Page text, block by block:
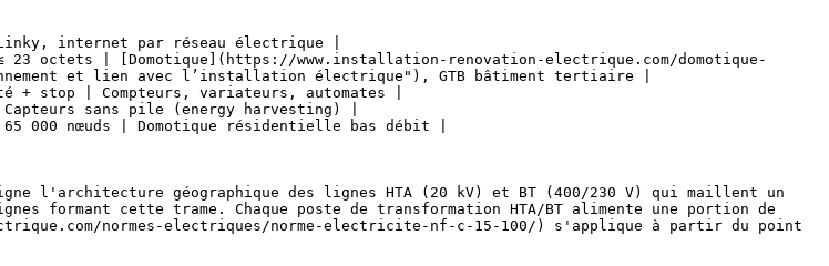
Linky, internet par réseau électrique |
octets | [Domotique](https://www.installation-renovation-electrique.com/domotique-
et lien avec l’installation électrique"), GTB bâtiment tertiaire |
+ stop | Compteurs, variateurs, automates |
sans pile (energy harvesting) |
000 nœuds | Domotique résidentielle bas débit |
l'architecture géographique des lignes HTA (20 kV) et BT (400/230 V) qui maillent un
formant cette trame. Chaque poste de transformation HTA/BT alimente une portion de
normes-electriques/norme-electricite-nf-c-15-100/) s'applique à partir du point